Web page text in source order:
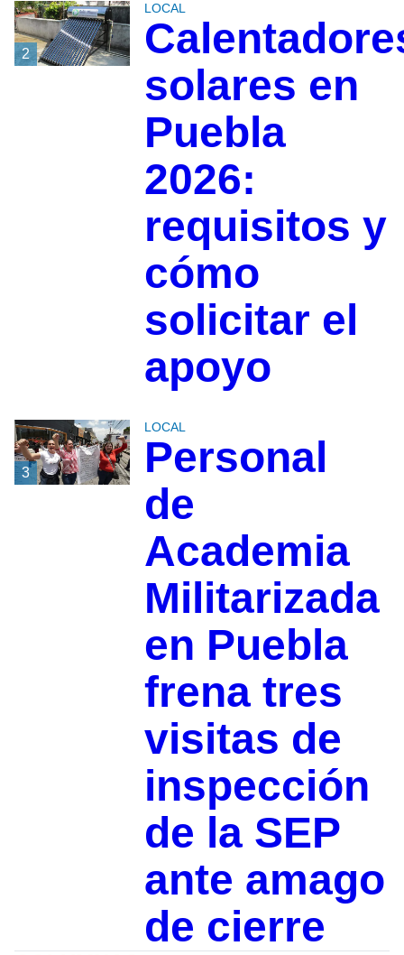
2
LOCAL
solares en
Puebla
2026:
requisitos y
cómo
solicitar el
apoyo
3
LOCAL
Personal
de
Academia
Militarizada
en Puebla
frena tres
visitas de
inspección
de la SEP
ante amago
de cierre